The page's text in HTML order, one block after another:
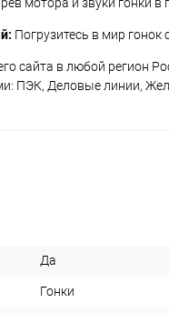
Погрузитесь в мир
сайта в любой регион
ПЭК, Деловые линии,
Да
Гонки